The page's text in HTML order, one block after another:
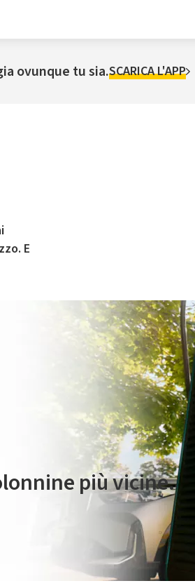
ovunque tu sia.SCARICA L'APP
E
è gestito da Plenitude On The Road
più vicine.